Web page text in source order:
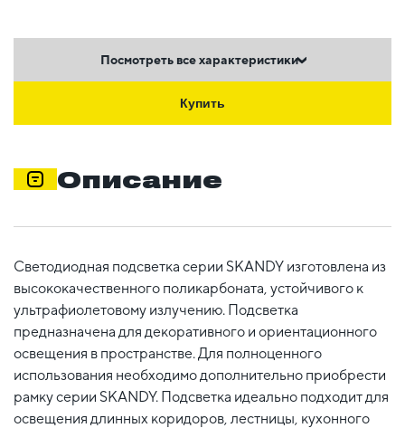
Посмотреть все характеристики
Купить
Описание
Светодиодная подсветка серии SKANDY изготовлена из
высококачественного поликарбоната, устойчивого к
ультрафиолетовому излучению. Подсветка
предназначена для декоративного и ориентационного
освещения в пространстве. Для полноценного
использования необходимо дополнительно приобрести
рамку серии SKANDY. Подсветка идеально подходит для
освещения длинных коридоров, лестницы, кухонного